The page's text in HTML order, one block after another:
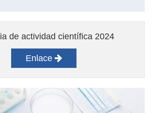
de actividad científica 2024
Enlace